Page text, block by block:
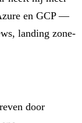
en GCP —
landing zone-
door